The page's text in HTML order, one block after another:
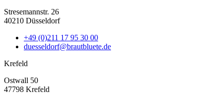
Stresemannstr. 26
40210 Düsseldorf
+49 (0)211 17 95 30 00
duesseldorf@brautbluete.de
Krefeld
Ostwall 50
47798 Krefeld